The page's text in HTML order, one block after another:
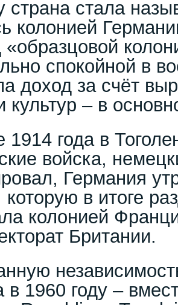
страна стала
колонией
«образцовой
спокойной в
доход за счёт
культур – в
1914 года в
войска,
Германия
в итоге
колонией
Британии.
в 1960 году –